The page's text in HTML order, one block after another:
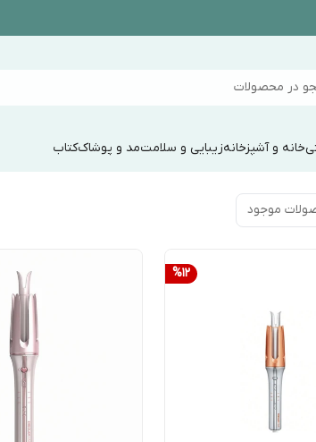
در محصولات
خانه و آشپزخانهزیبایی و سلامتمد و پوشاککتاب
موجود
%12